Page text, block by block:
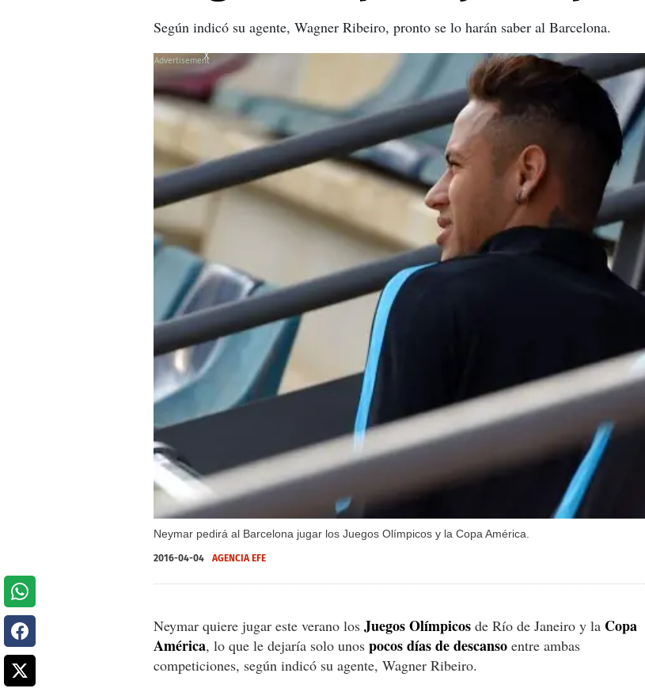
Según indicó su agente, Wagner Ribeiro, pronto se lo harán saber al Barcelona.
Neymar pedirá al Barcelona jugar los Juegos Olímpicos y la Copa América.
X
2016-04-04 AGENCIA EFE
Neymar quiere jugar este verano los Juegos Olímpicos de Río de Janeiro y la Copa
América, lo que le dejaría solo unos pocos días de descanso entre ambas
competiciones, según indicó su agente, Wagner Ribeiro.